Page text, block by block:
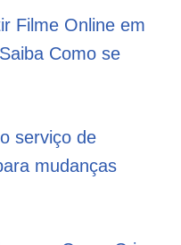
Filme Online em
Como se
serviço de
mudanças